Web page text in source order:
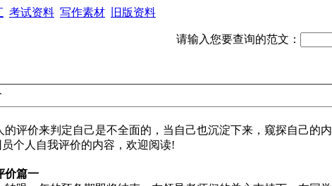
考试资料 写作素材 旧版资料
请输入您要查询的范文：
来判定自己是不全面的，当自己也沉淀下来，窥探自己的内
个人自我评价的内容，欢迎阅读!
价篇一